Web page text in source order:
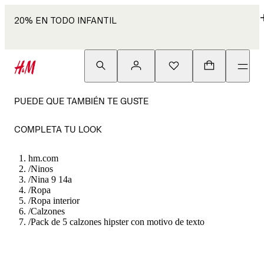
20% EN TODO INFANTIL
PUEDE QUE TAMBIÉN TE GUSTE
COMPLETA TU LOOK
hm.com
/Ninos
/Nina 9 14a
/Ropa
/Ropa interior
/Calzones
/Pack de 5 calzones hipster con motivo de texto